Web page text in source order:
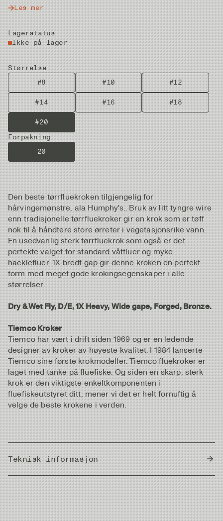
Les mer
Lagerstatus
Ikke på lager
Størrelse
#8
#10 #12
#14 #16 #18
#20
Forpakning
20
Den beste tørrfluekroken tilgjengelig for
hårvingemønstre, ala Humphy's.. Bruk av litt tyngre wire
enn tradisjonelle tørrfluekroker gir en krok som er tøff
nok til å håndtere store ørreter i vegetasjonsrike vann.
En usedvanlig sterk tørrfluekrok som også er det
perfekte valget for standard våtfluer og myke
hacklefluer. 1X bredt gap gir denne kroken en perfekt
form med meget gode krokingsegenskaper i alle
størrelser.
Dry & Wet Fly, D/E, 1X Heavy, Wide gape, Forged, Bronze.
Tiemco Kroker
Tiemco har vært i drift siden 1969 og er en ledende
designer av kroker av høyeste kvalitet. I 1984 lanserte
Tiemco sine første krokmodeller. Tiemco fluekroker er
laget med tanke på fluefiske. Og siden en skarp, sterk
krok er den viktigste enkeltkomponenten i
fluefiskeutstyret ditt, mener vi det er helt fornuftig å
velge de beste krokene i verden.
Teknisk informasjon
Country of Origin Japan